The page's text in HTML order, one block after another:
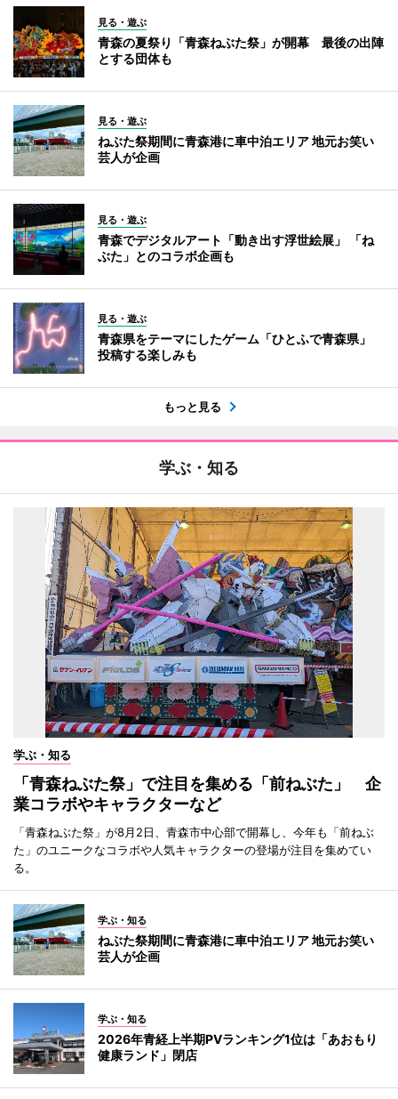
見る・遊ぶ
青森の夏祭り「青森ねぶた祭」が開幕 最後の出陣
とする団体も
見る・遊ぶ
ねぶた祭期間に青森港に車中泊エリア 地元お笑い
芸人が企画
見る・遊ぶ
青森でデジタルアート「動き出す浮世絵展」 「ね
ぶた」とのコラボ企画も
見る・遊ぶ
青森県をテーマにしたゲーム「ひとふで青森県」
投稿する楽しみも
もっと見る
学ぶ・知る
学ぶ・知る
「青森ねぶた祭」で注目を集める「前ねぶた」 企
業コラボやキャラクターなど
「青森ねぶた祭」が8月2日、青森市中心部で開幕し、今年も「前ねぶ
た」のユニークなコラボや人気キャラクターの登場が注目を集めてい
る。
学ぶ・知る
ねぶた祭期間に青森港に車中泊エリア 地元お笑い
芸人が企画
学ぶ・知る
2026年青経上半期PVランキング1位は「あおもり
健康ランド」閉店